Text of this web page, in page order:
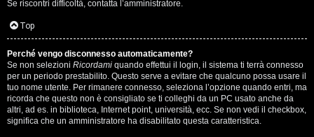
n
t
i
a
t
Se riscontri difficoltà, contatta l’amministratore.
Top
Perché vengo disconnesso automaticamente?
Se non selezioni Ricordami quando effettui il login, il sistema ti terrà connesso
per un periodo prestabilito. Questo serve a evitare che qualcuno possa usare il
tuo nome utente. Per rimanere connesso, seleziona l’opzione quando entri, ma
ricorda che questo non è consigliato se ti colleghi da un PC usato anche da
altri, ad es. in biblioteca, Internet point, università, ecc. Se non vedi il checkbox,
significa che un amministratore ha disabilitato questa caratteristica.
r
M
u
s
i